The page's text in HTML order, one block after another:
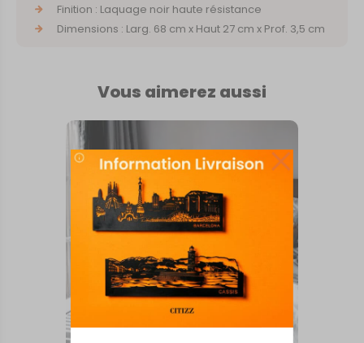
Finition : Laquage noir haute résistance
Dimensions : Larg. 68 cm x Haut 27 cm x Prof. 3,5 cm
Vous aimerez aussi